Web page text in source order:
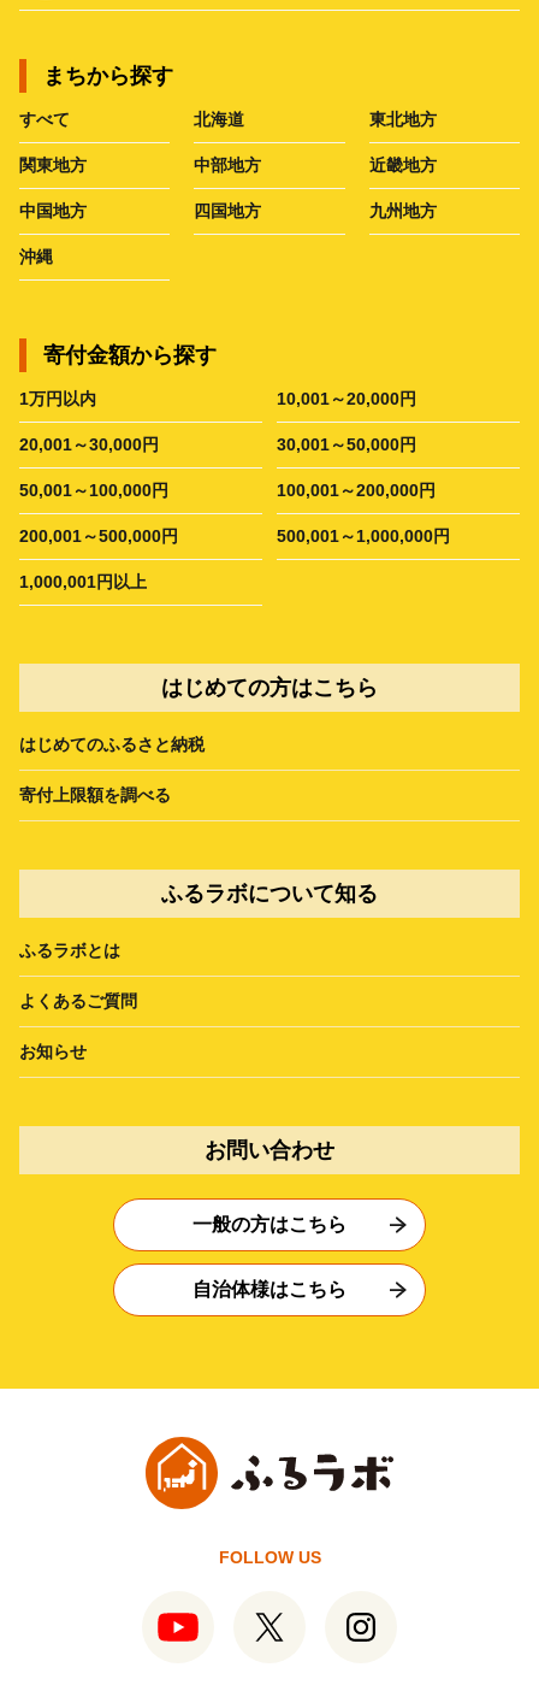
まちから探す
すべて 北海道 東北地方
関東地方 中部地方 近畿地方
中国地方 四国地方 九州地方
沖縄
寄付金額から探す
1万円以内 10,001～20,000円
20,001～30,000円 30,001～50,000円
50,001～100,000円 100,001～200,000円
200,001～500,000円 500,001～1,000,000円
1,000,001円以上
はじめての方はこちら
はじめてのふるさと納税
寄付上限額を調べる
ふるラボについて知る
ふるラボとは
よくあるご質問
お知らせ
お問い合わせ
一般の方はこちら
自治体様はこちら
FOLLOW US